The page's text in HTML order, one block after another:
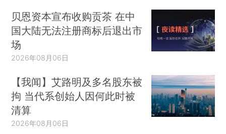
贝恩资本宣布收购贡茶 在中
国大陆无法注册商标后退出市
场
2026年08月06日
【我闻】艾路明及多名股东被
拘 当代系创始人因何此时被
清算
2026年08月06日